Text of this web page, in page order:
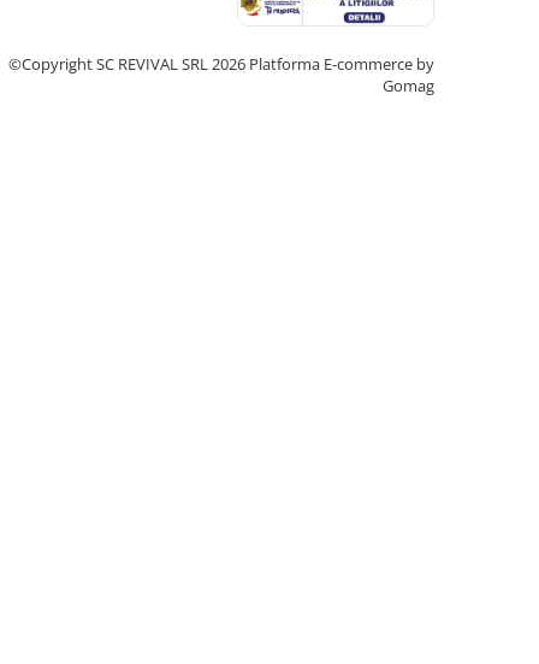
©Copyright SC REVIVAL SRL 2026 Platforma E-commerce by
Gomag